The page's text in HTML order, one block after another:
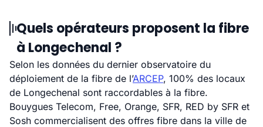
Quels opérateurs proposent la fibre
à Longechenal ?
Selon les données du dernier observatoire du
déploiement de la fibre de l’ARCEP, 100% des locaux
de Longechenal sont raccordables à la fibre.
Bouygues Telecom, Free, Orange, SFR, RED by SFR et
Sosh commercialisent des offres fibre dans la ville de